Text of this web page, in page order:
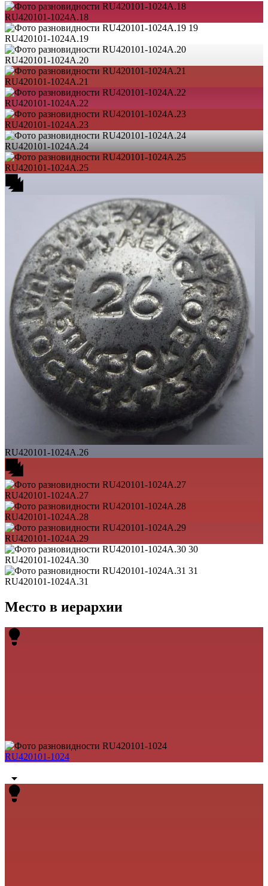
RU420101-1024A.18
19
RU420101-1024A.19
RU420101-1024A.20
RU420101-1024A.21
RU420101-1024A.22
RU420101-1024A.23
RU420101-1024A.24
RU420101-1024A.25
RU420101-1024A.26
RU420101-1024A.27
RU420101-1024A.28
RU420101-1024A.29
30
RU420101-1024A.30
31
RU420101-1024A.31
Место в иерархии
RU420101-1024